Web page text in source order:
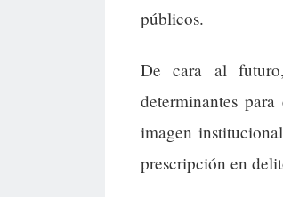
públicos.
De cara al
determinantes
imagen
prescripción en